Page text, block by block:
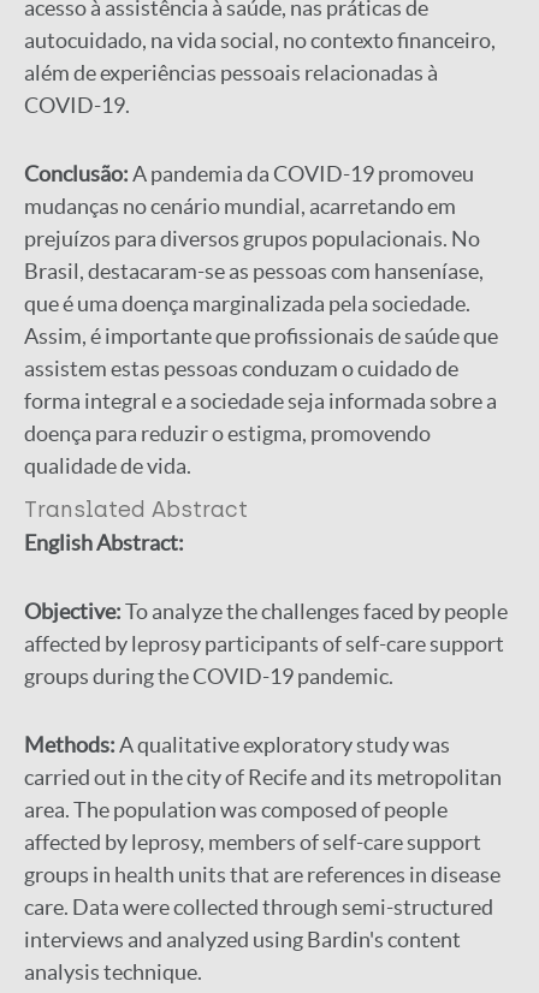
acesso à assistência à saúde, nas práticas de
autocuidado, na vida social, no contexto financeiro,
além de experiências pessoais relacionadas à
COVID-19.
Conclusão:A pandemia da COVID-19 promoveu
mudanças no cenário mundial, acarretando em
prejuízos para diversos grupos populacionais. No
Brasil, destacaram-se as pessoas com hanseníase,
que é uma doença marginalizada pela sociedade.
Assim, é importante que profissionais de saúde que
assistem estas pessoas conduzam o cuidado de
forma integral e a sociedade seja informada sobre a
doença para reduzir o estigma, promovendo
qualidade de vida.
Translated Abstract
English Abstract:
Objective:To analyze the challenges faced by people
affected by leprosy participants of self-care support
groups during the COVID-19 pandemic.
Methods:A qualitative exploratory study was
carried out in the city of Recife and its metropolitan
area. The population was composed of people
affected by leprosy, members of self-care support
groups in health units that are references in disease
care. Data were collected through semi-structured
interviews and analyzed using Bardin's content
analysis technique.